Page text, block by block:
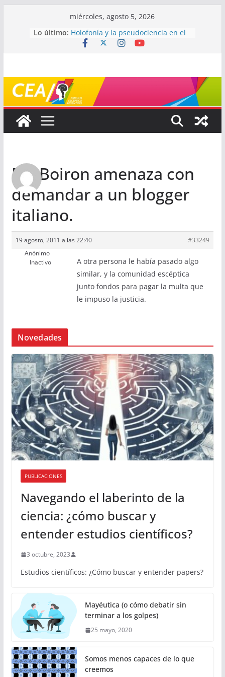
miércoles, agosto 5, 2026
Lo último: Holofonía y la pseudociencia en el
audio
Mayéutica (o cómo debatir sin
terminar a los golpes)
Somos menos capaces de lo que
Re: Boiron amenaza con
demandar a un blogger
italiano.
19 agosto, 2011 a las 22:40
#33249
Anónimo
Inactivo
A otra persona le había pasado algo
similar, y la comunidad escéptica
junto fondos para pagar la multa que
le impuso la justicia.
Novedades
PUBLICACIONES
Navegando el laberinto de la
ciencia: ¿cómo buscar y
entender estudios científicos?
3 octubre, 2023
Estudios científicos: ¿Cómo buscar y entender papers?
Mayéutica (o cómo debatir sin
terminar a los golpes)
25 mayo, 2020
Somos menos capaces de lo que
creemos